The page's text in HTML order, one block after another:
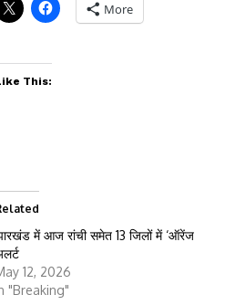
More
This:
में आज रांची समेत 13 जिलों में ‘ऑरेंज
12, 2026
"Breaking"